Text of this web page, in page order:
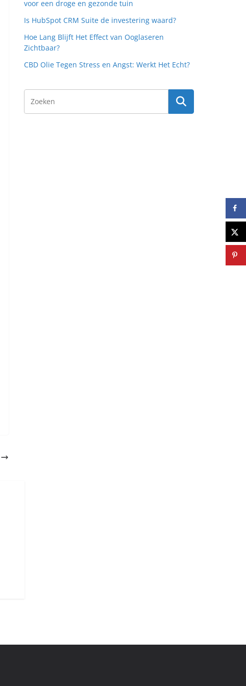
voor een droge en gezonde tuin
Is HubSpot CRM Suite de investering waard?
Hoe Lang Blijft Het Effect van Ooglaseren
Zichtbaar?
CBD Olie Tegen Stress en Angst: Werkt Het Echt?